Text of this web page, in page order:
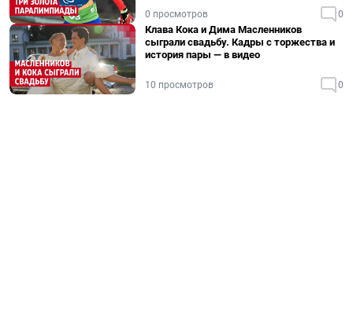
0 просмотров 0
Клава Кока и Дима Масленников
сыграли свадьбу. Кадры с торжества и
история пары — в видео
10 просмотров 0